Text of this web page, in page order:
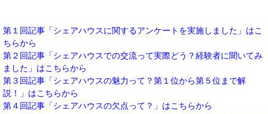
第１回記事「シェアハウスに関するアンケートを実施しました」はこ
ちらから
第２回記事「シェアハウスでの交流って実際どう？経験者に聞いてみ
ました」はこちらから
第３回記事「シェアハウスの魅力って？第１位から第５位まで解
説！」はこちらから
第４回記事「シェアハウスの欠点って？」はこちらから